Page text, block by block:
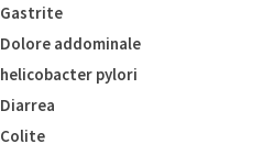
Gastrite
Dolore addominale
helicobacter pylori
Diarrea
Colite